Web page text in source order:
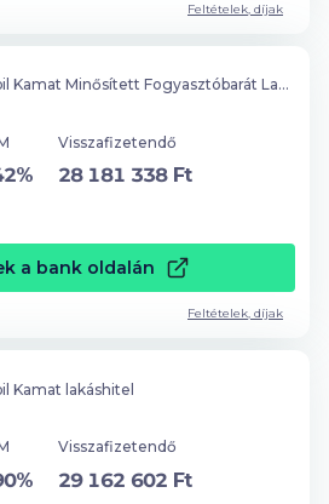
Feltételek, díjak
Kamat Minősített Fogyasztóbarát Lakáshitel
Visszafizetendő
28 181 338 Ft
a bank oldalán
Feltételek, díjak
Kamat lakáshitel
Visszafizetendő
29 162 602 Ft